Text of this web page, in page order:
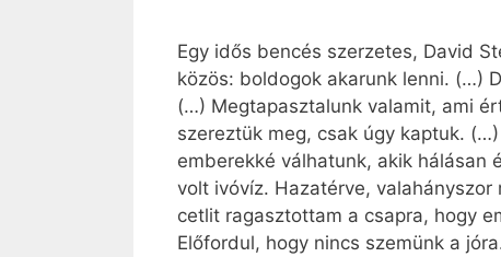
Egy idős bencés szerzetes, David
közös: boldogok akarunk lenni. (…)
(…) Megtapasztalunk valamit, ami
szereztük meg, csak úgy kaptuk.
emberekké válhatunk, akik hálásan
volt ivóvíz. Hazatérve,
cetlit ragasztottam a csapra, hogy
Előfordul, hogy nincs szemünk a